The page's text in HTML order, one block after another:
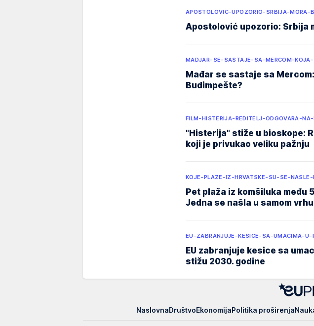
APOSTOLOVIC-UPOZORIO-SRBIJA-MORA-
Apostolović upozorio: Srbija
MADJAR-SE-SASTAJE-SA-MERCOM-
Mađar se sastaje sa
Budimpešte?
FILM-HISTERIJA-REDITELJ-ODGOVARA-
"Histerija" stiže u bioskope:
koji je privukao veliku pažnju
KOJE-PLAZE-IZ-HRVATSKE-SU-SE-
Pet plaža iz komšiluka među
Jedna se našla u samom
EU-ZABRANJUJE-KESICE-SA-UMACIMA-U-
EU zabranjuje kesice sa
stižu 2030. godine
NaslovnaDruštvoEkonomijaPolitika proširenja